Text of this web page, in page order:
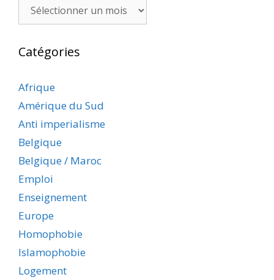
Archives
Catégories
Afrique
Amérique du Sud
Anti imperialisme
Belgique
Belgique / Maroc
Emploi
Enseignement
Europe
Homophobie
Islamophobie
Logement